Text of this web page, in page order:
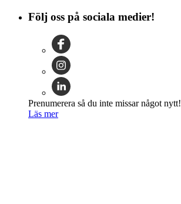
Följ oss på sociala medier!
Prenumerera så du inte missar något nytt!
Läs mer